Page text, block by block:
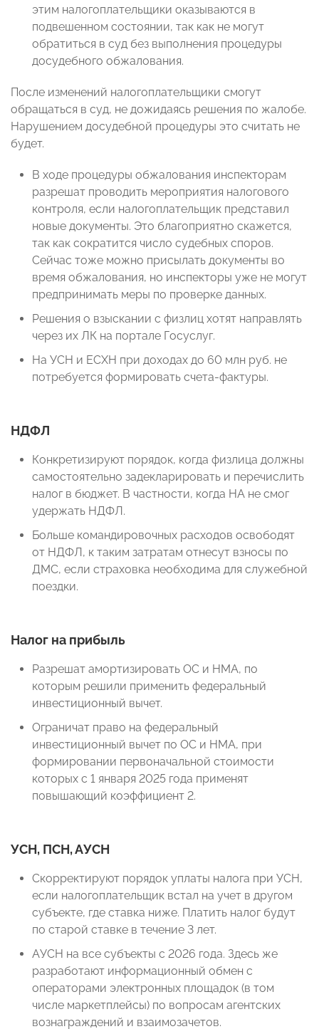
этим налогоплательщики оказываются в
подвешенном состоянии, так как не могут
обратиться в суд без выполнения процедуры
досудебного обжалования.
После изменений налогоплательщики смогут
обращаться в суд, не дожидаясь решения по жалобе.
Нарушением досудебной процедуры это считать не
будет.
В ходе процедуры обжалования инспекторам
разрешат проводить мероприятия налогового
контроля, если налогоплательщик представил
новые документы. Это благоприятно скажется,
так как сократится число судебных споров.
Сейчас тоже можно присылать документы во
время обжалования, но инспекторы уже не могут
предпринимать меры по проверке данных.
Решения о взыскании с физлиц хотят направлять
через их ЛК на портале Госуслуг.
На УСН и ЕСХН при доходах до 60 млн руб. не
потребуется формировать счета-фактуры.
НДФЛ
Конкретизируют порядок, когда физлица должны
самостоятельно задекларировать и перечислить
налог в бюджет. В частности, когда НА не смог
удержать НДФЛ.
Больше командировочных расходов освободят
от НДФЛ, к таким затратам отнесут взносы по
ДМС, если страховка необходима для служебной
поездки.
Налог на прибыль
Разрешат амортизировать ОС и НМА, по
которым решили применить федеральный
инвестиционный вычет.
Ограничат право на федеральный
инвестиционный вычет по ОС и НМА, при
формировании первоначальной стоимости
которых с 1 января 2025 года применят
повышающий коэффициент 2.
УСН, ПСН, АУСН
Скорректируют порядок уплаты налога при УСН,
если налогоплательщик встал на учет в другом
субъекте, где ставка ниже. Платить налог будут
по старой ставке в течение 3 лет.
АУСН на все субъекты с 2026 года. Здесь же
разработают информационный обмен с
операторами электронных площадок (в том
числе маркетплейсы) по вопросам агентских
вознаграждений и взаимозачетов.